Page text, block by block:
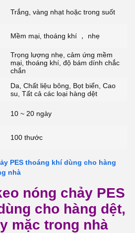
Trắng, vàng nhạt hoặc trong suốt
Mềm mại, thoáng khí ， nhẹ
Trọng lượng nhẹ, cảm ứng mềm
mại, thoáng khí, độ bám dính chắc
chắn
Da, Chất liệu bông, Bọt biển, Cao
su, Tất cả các loại hàng dệt
10 ~ 20 ngày
100 thước
PES thoáng khí dùng cho hàng
nhà
nóng chảy PES
cho hàng dệt,
mặc trong nhà